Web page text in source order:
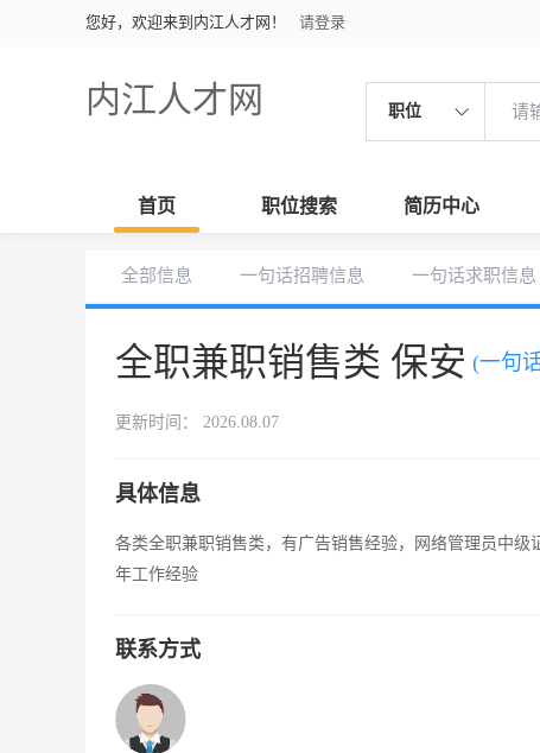
您好，欢迎来到内江人才网！ 请登录
内江人才网 职位
首页 职位搜索 简历中心
全部信息 一句话招聘信息 一句话求职信息
全职兼职销售类 保安 (一句
更新时间： 2026.08.07
具体信息
各类全职兼职销售类，有广告销售经验，网络管理员中
年工作经验
联系方式